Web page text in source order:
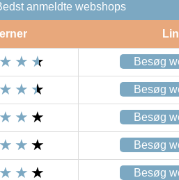
anmeldte webshops
Besøg
Besøg
Besøg
Besøg
Besøg